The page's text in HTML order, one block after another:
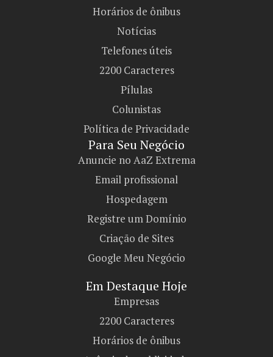
Horários de ônibus
Notícias
Telefones úteis
2200 Caracteres
Pílulas
Colunistas
Política de Privacidade
Para Seu Negócio​
Anuncie no AaZ Extrema
Email profissional
Hospedagem
Registre um Domínio
Criação de Sites
Google Meu Negócio
Em Destaque Hoje
Empresas
2200 Caracteres
Horários de ônibus